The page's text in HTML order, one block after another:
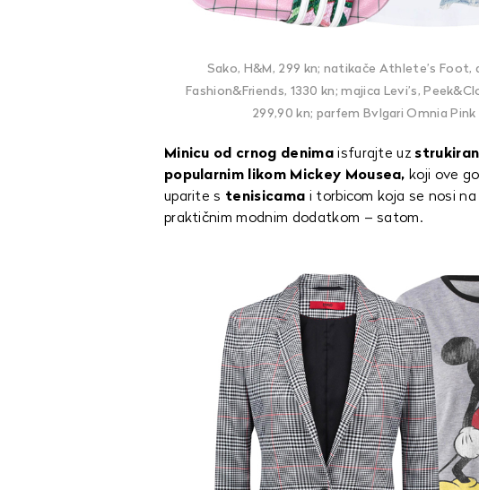
Sako, H&M, 299 kn; natikače Athlete’s Foot,
Fashion&Friends, 1330 kn; majica Levi’s,
299,90 kn; parfem Bvlgari Omnia Pink
Minicu od crnog denimaisfurajte uz
popularnim likom Mickey Mousea, koji ove
uparite s tenisicama i torbicom koja se nosi
praktičnim modnim dodatkom – satom.